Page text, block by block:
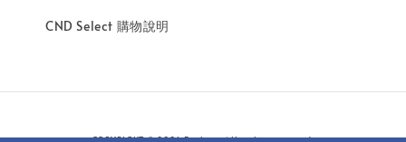
CND Select 購物說明